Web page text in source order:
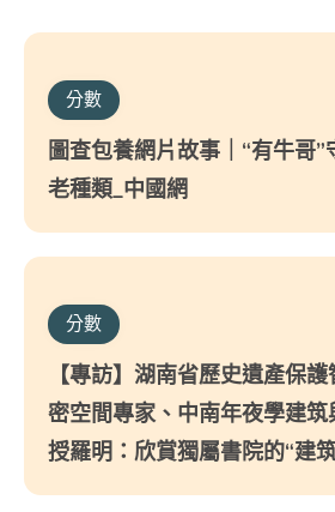
分數
圖查包養網片故事｜“有牛哥
老種類_中國網
分數
【專訪】湖南省歷史遺產保
密空間專家、中南年夜學建
授羅明：欣賞獨屬書院的“建